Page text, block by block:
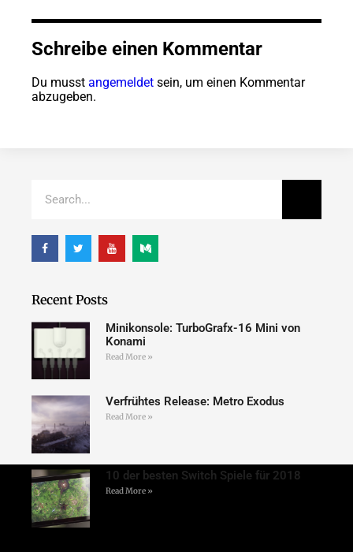
Schreibe einen Kommentar
Du musst angemeldet sein, um einen Kommentar
abzugeben.
Recent Posts
Minikonsole: TurboGrafx-16 Mini von
Konami
Read More »
Verfrühtes Release: Metro Exodus
Read More »
10 der besten Switch Spiele für 2018
Read More »